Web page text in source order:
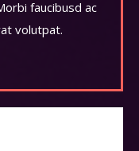
faucibusd ac
volutpat.